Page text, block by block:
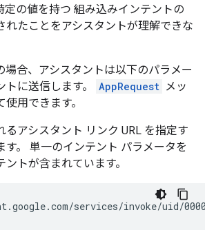
定の値を持つ 組み込みインテントの
れたことをアシスタントが理解できな
場合、アシスタントは以下のパラメー
に送信します。
AppRequest メッ
用できます。
るアシスタント リンク URL を指定す
す。 単一のインテント パラメータを
トが含まれています。